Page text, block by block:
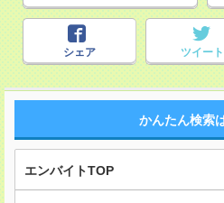
シェア ツイート
かんたん検索
エンバイトTOP